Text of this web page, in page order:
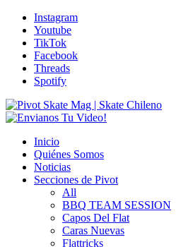
Instagram
Youtube
TikTok
Facebook
Threads
Spotify
Inicio
Quiénes Somos
Noticias
Secciones de Pivot
All
BBQ TEAM SESSION
Capos Del Flat
Caras Nuevas
Flattricks